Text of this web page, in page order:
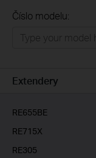
Business
Číslo modelu:
Extendery
RE655BE
RE715X
RE305